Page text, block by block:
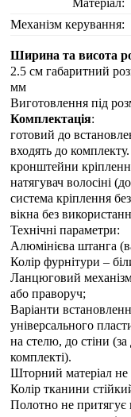
Матеріал:
Механізм керування:
Ширина та висота
2.5 см габаритний
мм
Виготовлення під
Комплектація:
готовий до
входять до комплекту.
кронштейни
натягувач волосіні
система кріплення
вікна без
Технічні параметри:
Алюмінієва штанга
Колір фурнітури –
Ланцюговий
або праворуч;
Варіанти
універсального
на стелю, до стіни
комплекті).
Шторний матеріал не
Колір тканини
Полотно не притягує